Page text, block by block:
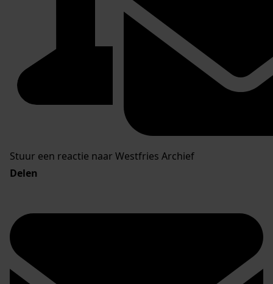
Stuur een reactie naar Westfries Archief
Delen